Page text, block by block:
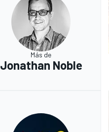
Más de
Jonathan Noble